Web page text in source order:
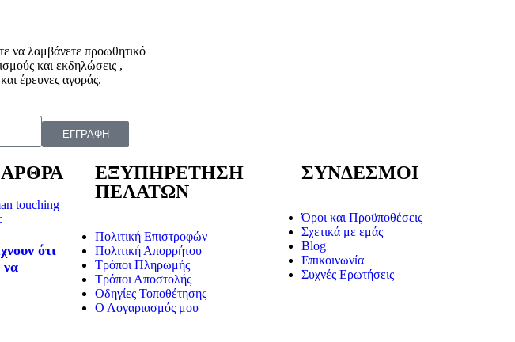
να λαμβάνετε προωθητικό
και εκδηλώσεις ,
έρευνες αγοράς.
ΕΓΓΡΑΦΗ
ότι
να
ΕΞΥΠΗΡΕΤΗΣΗ
ΠΕΛΑΤΩΝ
Πολιτική Επιστροφών
Πολιτική Απορρήτου
Τρόποι Πληρωμής
Τρόποι Αποστολής
Οδηγίες Τοποθέτησης
Ο Λογαριασμός μου
ΣΥΝΔΕΣΜΟΙ
Όροι και Προϋποθέσεις
Σχετικά με εμάς
Blog
Επικοινωνία
Συχνές Ερωτήσεις